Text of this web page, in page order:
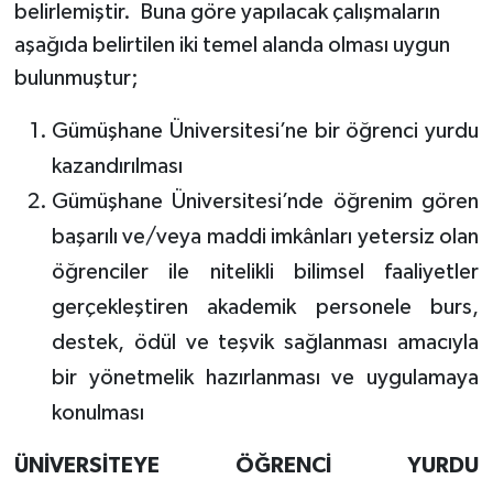
belirlemiştir. Buna göre yapılacak çalışmaların
aşağıda belirtilen iki temel alanda olması uygun
bulunmuştur;
Gümüşhane Üniversitesi’ne bir öğrenci yurdu
kazandırılması
Gümüşhane Üniversitesi’nde öğrenim gören
başarılı ve/veya maddi imkânları yetersiz olan
öğrenciler ile nitelikli bilimsel faaliyetler
gerçekleştiren akademik personele burs,
destek, ödül ve teşvik sağlanması amacıyla
bir yönetmelik hazırlanması ve uygulamaya
konulması
ÜNİVERSİTEYE ÖĞRENCİ YURDU